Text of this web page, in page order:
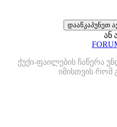
დააწკაპუნეთ
ან
ქუქი-ფაილების ჩაწერა
იმისთვის